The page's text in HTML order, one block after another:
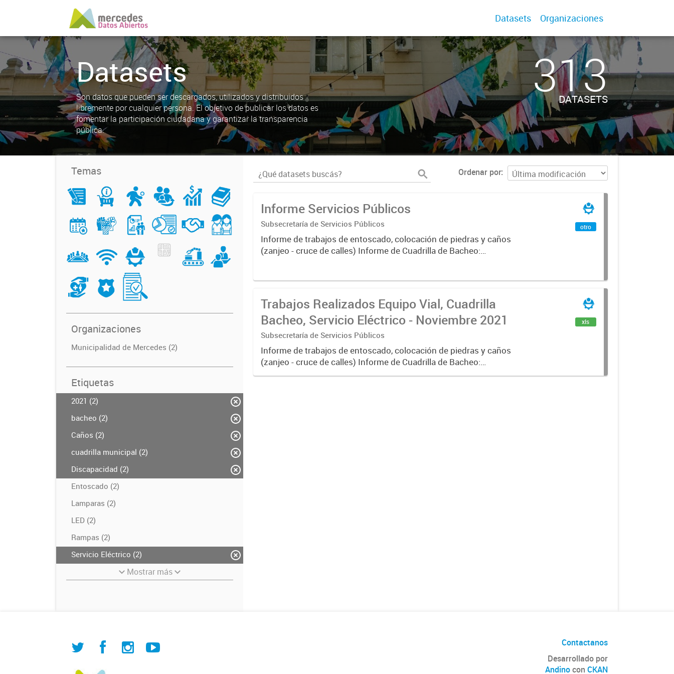
Datasets Organizaciones
Datasets
Son datos que pueden ser descargados, utilizados y distribuidos
libremente por cualquier persona. El objetivo de publicar los datos es
fomentar la participación ciudadana y garantizar la transparencia
pública.
313
DATASETS
Temas
Organizaciones
Municipalidad de Mercedes (2)
Etiquetas
2021 (2)
bacheo (2)
Caños (2)
cuadrilla municipal (2)
Discapacidad (2)
Entoscado (2)
Lamparas (2)
LED (2)
Rampas (2)
Servicio Eléctrico (2)
Mostrar más
Ordenar por
Informe Servicios Públicos
Subsecretaría de Servicios Públicos
Informe de trabajos de entoscado, colocación de piedras y caños
(zanjeo - cruce de calles) Informe de Cuadrilla de Bacheo:
otro
Trabajos Realizados Equipo Vial, Cuadrilla
Bacheo, Servicio Eléctrico - Noviembre 2021
Subsecretaría de Servicios Públicos
Informe de trabajos de entoscado, colocación de piedras y caños
(zanjeo - cruce de calles) Informe de Cuadrilla de Bacheo:
albañilería y construcción, colocación de tapa registro,
xls
Contactanos
Desarrollado por
Andinocon CKAN